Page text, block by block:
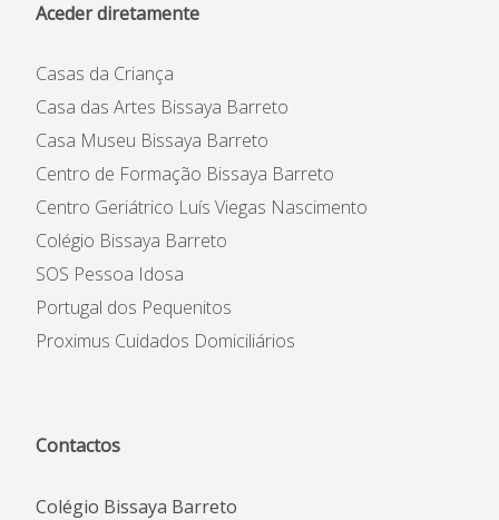
Aceder diretamente
Casas da Criança
Casa das Artes Bissaya Barreto
Casa Museu Bissaya Barreto
Centro de Formação Bissaya Barreto
Centro Geriátrico Luís Viegas Nascimento
Colégio Bissaya Barreto
SOS Pessoa Idosa
Portugal dos Pequenitos
Proximus Cuidados Domiciliários
Contactos
Colégio Bissaya Barreto